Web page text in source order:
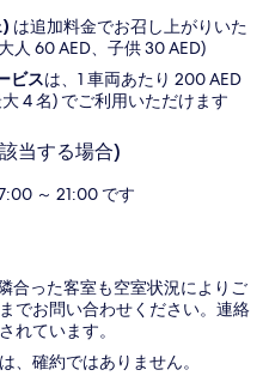
は追加料金でお召し上がりいた
人 60 AED、子供 30 AED)
ビスは、1 車両あたり 200 AED
4 名) でご利用いただけます
当する場合)
～ 21:00 です
合った客室も空室状況によりご
でお問い合わせください。連絡
れています。
、確約ではありません。